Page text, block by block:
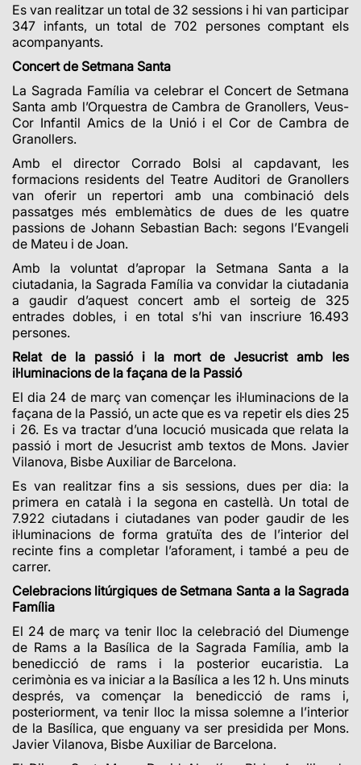
Es van realitzar un total de 32 sessions i hi van participar
347 infants, un total de 702 persones comptant els
acompanyants.
Concert de Setmana Santa
La Sagrada Família va celebrar el Concert de Setmana
Santa amb l’Orquestra de Cambra de Granollers, Veus-
Cor Infantil Amics de la Unió i el Cor de Cambra de
Granollers.
Amb el director Corrado Bolsi al capdavant, les
formacions residents del Teatre Auditori de Granollers
van oferir un repertori amb una combinació dels
passatges més emblemàtics de dues de les quatre
passions de Johann Sebastian Bach: segons l’Evangeli
de Mateu i de Joan.
Amb la voluntat d’apropar la Setmana Santa a la
ciutadania, la Sagrada Família va convidar la ciutadania
a gaudir d’aquest concert amb el sorteig de 325
entrades dobles, i en total s’hi van inscriure 16.493
persones.
Relat de la passió i la mort de Jesucrist amb les
il·luminacions de la façana de la Passió
El dia 24 de març van començar les il·luminacions de la
façana de la Passió, un acte que es va repetir els dies 25
i 26. Es va tractar d’una locució musicada que relata la
passió i mort de Jesucrist amb textos de Mons. Javier
Vilanova, Bisbe Auxiliar de Barcelona.
Es van realitzar fins a sis sessions, dues per dia: la
primera en català i la segona en castellà. Un total de
7.922 ciutadans i ciutadanes van poder gaudir de les
il·luminacions de forma gratuïta des de l’interior del
recinte fins a completar l’aforament, i també a peu de
carrer.
Celebracions litúrgiques de Setmana Santa a la Sagrada
Família
El 24 de març va tenir lloc la celebració del Diumenge
de Rams a la Basílica de la Sagrada Família, amb la
benedicció de rams i la posterior eucaristia. La
cerimònia es va iniciar a la Basílica a les 12 h. Uns minuts
després, va començar la benedicció de rams i,
posteriorment, va tenir lloc la missa solemne a l’interior
de la Basílica, que enguany va ser presidida per Mons.
Javier Vilanova, Bisbe Auxiliar de Barcelona.